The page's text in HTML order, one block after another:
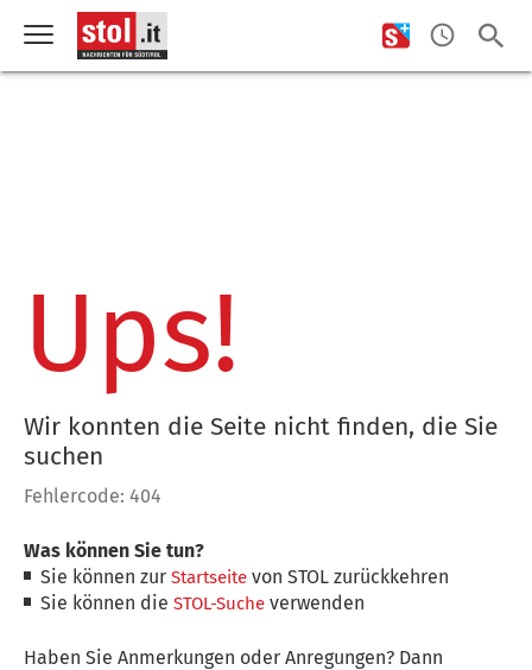
Ups!
Wir konnten die Seite nicht finden, die Sie
suchen
Fehlercode: 404
Was können Sie tun?
Sie können zurStartseite von STOL zurückkehren
Sie können dieSTOL-Suche verwenden
Haben Sie Anmerkungen oder Anregungen? Dann